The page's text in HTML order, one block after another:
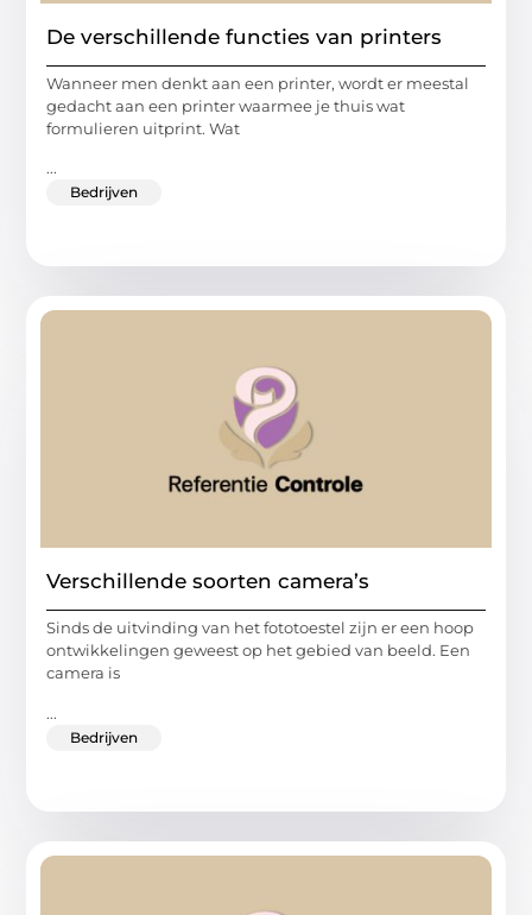
De verschillende functies van printers
Wanneer men denkt aan een printer, wordt er meestal
gedacht aan een printer waarmee je thuis wat
formulieren uitprint. Wat
...
Bedrijven
Verschillende soorten camera’s
Sinds de uitvinding van het fototoestel zijn er een hoop
ontwikkelingen geweest op het gebied van beeld. Een
camera is
...
Bedrijven